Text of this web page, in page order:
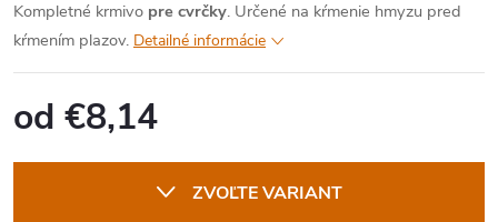
Kompletné krmivo pre cvrčky. Určené na kŕmenie hmyzu pred
kŕmením plazov. Detailné informácie
od €8,14
ZVOĽTE VARIANT